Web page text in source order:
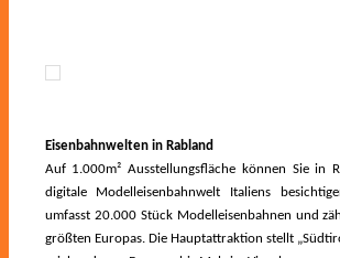
Eisenbahnwelten in Rabland
Auf 1.000m² Ausstellungsfläche können Sie in
digitale Modelleisenbahnwelt Italiens
umfasst 20.000 Stück Modelleisenbahnen und
größten Europas. Die Hauptattraktion stellt